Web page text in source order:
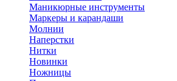
Маникюрные инструменты
Маркеры и карандаши
Молнии
Наперстки
Нитки
Новинки
Ножницы